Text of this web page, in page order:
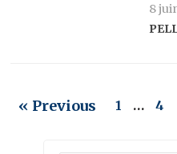
8
« Previous 1 … 4